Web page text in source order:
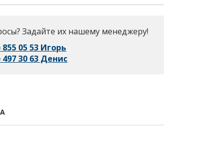
Задайте их нашему менеджеру!
855 05 53 Игорь
497 30 63 Денис